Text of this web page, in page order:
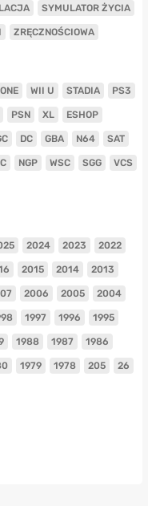
SYMULATOR ŻYCIA
ZRĘCZNOŚCIOWA
WII U STADIA PS3
PSN XL ESHOP
DC GBA N64 SAT
NGP WSC SGG VCS
2024 2023 2022
2015 2014 2013
2006 2005 2004
1997 1996 1995
1988 1987 1986
1979 1978 205 26